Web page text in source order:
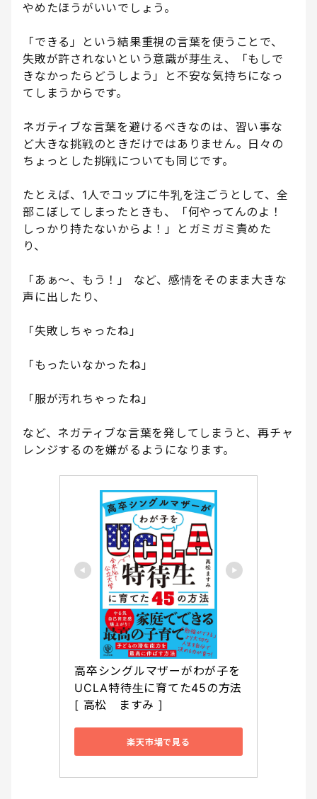
やめたほうがいいでしょう。
「できる」という結果重視の言葉を使うことで、
失敗が許されないという意識が芽生え、「もしで
きなかったらどうしよう」と不安な気持ちになっ
てしまうからです。
ネガティブな言葉を避けるべきなのは、習い事な
ど大きな挑戦のときだけではありません。日々の
ちょっとした挑戦についても同じです。
たとえば、1人でコップに牛乳を注ごうとして、全
部こぼしてしまったときも、「何やってんのよ！
しっかり持たないからよ！」とガミガミ責めた
り、
「あぁ〜、もう！」 など、感情をそのまま大きな
声に出したり、
「失敗しちゃったね」
「もったいなかったね」
「服が汚れちゃったね」
など、ネガティブな言葉を発してしまうと、再チャ
レンジするのを嫌がるようになります。
高卒シングルマザーがわが子を
UCLA特待生に育てた45の方法
[ 高松　ますみ ]
楽天市場で見る